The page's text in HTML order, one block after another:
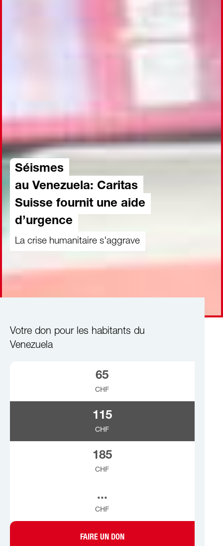
Séismes
au Venezuela: Caritas
Suisse fournit une aide
d’urgence
La crise humanitaire s'aggrave
Votre don pour les habitants du
Venezuela
65
CHF
115
CHF
185
CHF
...
CHF
FAIRE UN DON